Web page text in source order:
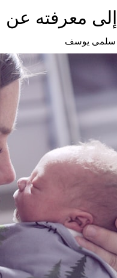
معرفته عن
سلمى يوسف